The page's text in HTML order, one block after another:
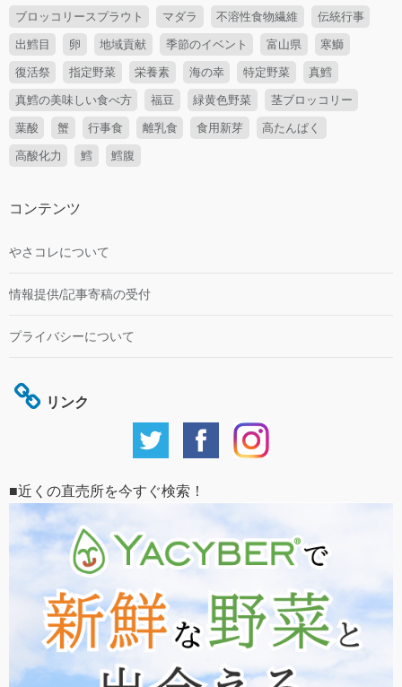
ブロッコリースプラウト マダラ 不溶性食物繊維 伝統行事
出鱈目 卵 地域貢献 季節のイベント 富山県 寒鰤
復活祭 指定野菜 栄養素 海の幸 特定野菜 真鱈
真鱈の美味しい食べ方 福豆 緑黄色野菜 茎ブロッコリー
葉酸 蟹 行事食 離乳食 食用新芽 高たんぱく
高酸化力 鱈 鱈腹
コンテンツ
やさコレについて
情報提供/記事寄稿の受付
プライバシーについて
リンク
■近くの直売所を今すぐ検索！